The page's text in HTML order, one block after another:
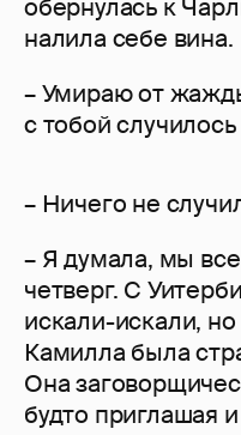
обернулась к
налила себе вина.
– Умираю от
с тобой
– Ничего не
– Я думала, мы
четверг. С
искали-искали,
Камилла была
Она
будто приглашая